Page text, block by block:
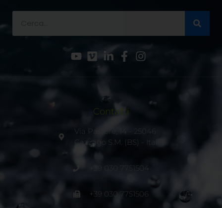
Contatti
Via Pastore, 14 - 25046
Cazzago S.M. (BS) - Italia
+39 030 7751504
+39 030 7751506